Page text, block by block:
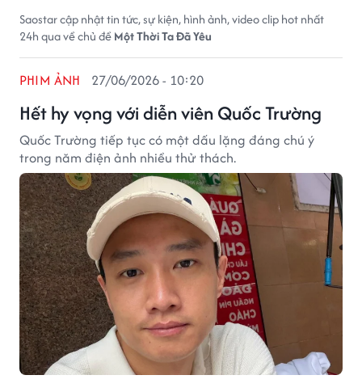
Saostar cập nhật tin tức, sự kiện, hình ảnh, video clip hot nhất
24h qua về chủ đềMột Thời Ta Đã Yêu
Hết hy vọng với diễn viên Quốc Trường
PHIM ẢNH 27/06/2026 - 10:20
Quốc Trường tiếp tục có một dấu lặng đáng chú ý
trong năm điện ảnh nhiều thử thách.